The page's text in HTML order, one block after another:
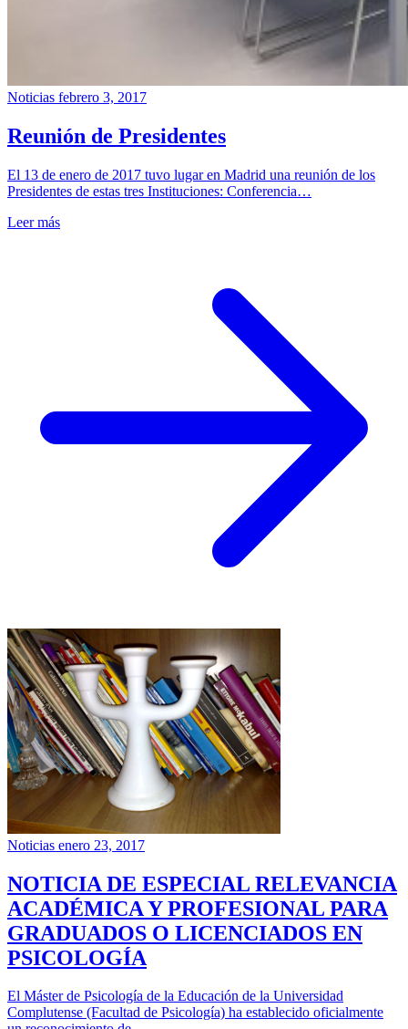
Noticias febrero 3, 2017
Reunión de Presidentes
El 13 de enero de 2017 tuvo lugar en Madrid una reunión de los
Presidentes de estas tres Instituciones: Conferencia…
Leer más
Noticias enero 23, 2017
NOTICIA DE ESPECIAL RELEVANCIA
ACADÉMICA Y PROFESIONAL PARA
GRADUADOS O LICENCIADOS EN
PSICOLOGÍA
El Máster de Psicología de la Educación de la Universidad
Complutense (Facultad de Psicología) ha establecido oficialmente